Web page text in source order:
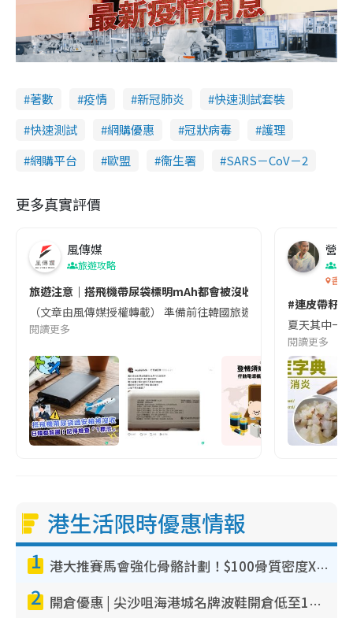
著數 疫情 新冠肺炎
快速測試套裝
快速測試
網購優惠 冠狀病毒
護理
網購平台
歐盟 衞生署 SARS－CoV－2
更多真實評價
風傳媒
旅遊攻略
旅遊注意｜搭飛機帶尿袋標明mAh都會被沒收😱出發前切記檢查
（文章由風傳媒授權轉載） 準備前往韓國旅遊的民眾，近期要
閱讀更多
營養
香港
#連皮帶籽
夏天其中一
閱讀更多
港生活限時優惠情報
1 港大推賽馬會強化骨骼計劃！$100骨質密度X光檢查 完成免費運動訓練送超市禮券！附參加資格
2 開倉優惠 | 尖沙咀海港城名牌波鞋開倉低至1折！On鞋$899起／Joy&Peace鞋履$98起